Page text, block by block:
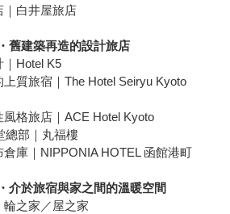
｜白井屋旅店
舊建築再造的設計旅店
｜Hotel K5
質旅宿｜The Hotel Seiryu Kyoto
格旅店｜ACE Hotel Kyoto
總部｜丸福樓
庫｜NIPPONIA HOTEL 函館港町
介於旅宿與家之間的溫暖空間
之家／屋之家